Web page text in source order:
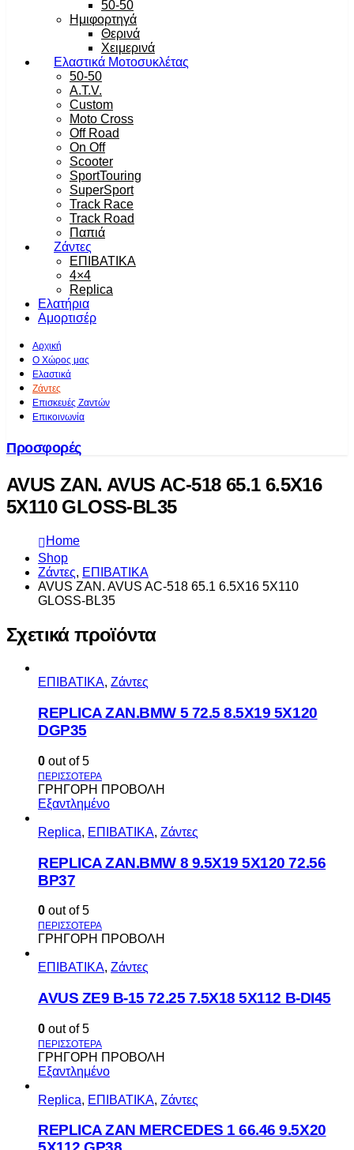
50-50
Ημιφορτηγά
Θερινά
Χειμερινά
Ελαστικά Μοτοσυκλέτας
50-50
A.T.V.
Custom
Moto Cross
Off Road
On Off
Scooter
SportTouring
SuperSport
Track Race
Track Road
Παπιά
Ζάντες
ΕΠΙΒΑΤΙΚΑ
4×4
Replica
Ελατήρια
Αμορτισέρ
Αρχική
Ο Χώρος μας
Ελαστικά
Ζάντες
Επισκευές Ζαντών
Επικοινωνία
Προσφορές
AVUS ZAN. AVUS AC-518 65.1 6.5X16
5X110 GLOSS-BL35
Home
Shop
Ζάντες, ΕΠΙΒΑΤΙΚΑ
AVUS ZAN. AVUS AC-518 65.1 6.5X16 5X110
GLOSS-BL35
Σχετικά προϊόντα
ΕΠΙΒΑΤΙΚΑ, Ζάντες
REPLICA ZAN.BMW 5 72.5 8.5X19 5X120
DGP35
0 out of 5
ΓΡΗΓΟΡΗ ΠΡΟΒΟΛΗ
Εξαντλημένο
Replica, ΕΠΙΒΑΤΙΚΑ, Ζάντες
REPLICA ZAN.BMW 8 9.5X19 5X120 72.56
BP37
0 out of 5
ΓΡΗΓΟΡΗ ΠΡΟΒΟΛΗ
ΕΠΙΒΑΤΙΚΑ, Ζάντες
AVUS ΖΕ9 Β-15 72.25 7.5Χ18 5Χ112 Β-DI45
0 out of 5
ΓΡΗΓΟΡΗ ΠΡΟΒΟΛΗ
Εξαντλημένο
Replica, ΕΠΙΒΑΤΙΚΑ, Ζάντες
REPLICA ZAN MERCEDES 1 66.46 9.5X20